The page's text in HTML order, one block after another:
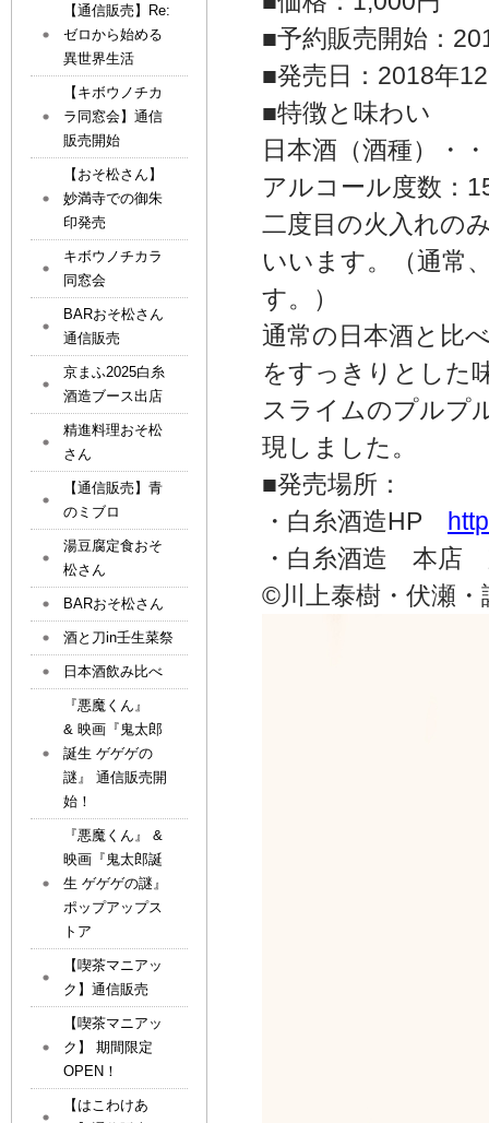
■予約販売開始：
■発売日：2018年
■特徴と味わい
日本酒（酒種）・
アルコール度数：
二度目の火入れの
いいます。（通常
す。）
通常の日本酒と比
をすっきりとした
スライムのプルプ
現しました。
■発売場所：
・白糸酒造HP
・白糸酒造 本店
©川上泰樹・伏瀬
【通信販売】Re:
ゼロから始める
異世界生活
【キボウノチカ
ラ同窓会】通信
販売開始
【おそ松さん】
妙満寺での御朱
印発売
キボウノチカラ
同窓会
BARおそ松さん
通信販売
京まふ2025白糸
酒造ブース出店
精進料理おそ松
さん
【通信販売】青
のミブロ
湯豆腐定食おそ
松さん
BARおそ松さん
酒と刀in壬生菜祭
日本酒飲み比べ
『悪魔くん』
& 映画『鬼太郎
誕生 ゲゲゲの
謎』 通信販売開
始！
『悪魔くん』 &
映画『鬼太郎誕
生 ゲゲゲの謎』
ポップアップス
トア
【喫茶マニアッ
ク】通信販売
【喫茶マニアッ
ク】 期間限定
OPEN！
【はこわけあ